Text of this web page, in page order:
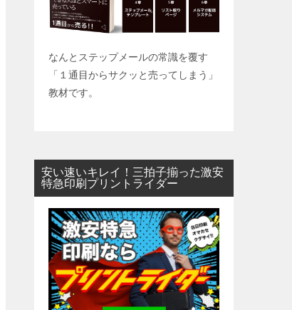
なんとステップメールの常識を覆す
「１通目からサクッと売ってしまう」
教材です。
安い速いキレイ！三拍子揃った激安
特急印刷プリントライダー